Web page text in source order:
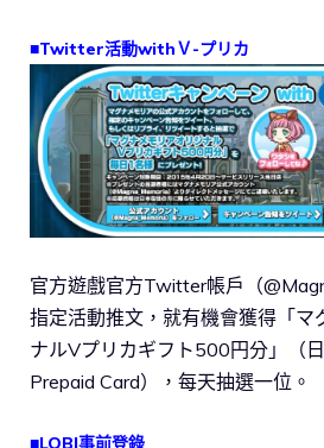
■Twitter活動withＶ-プリカ
官方遊戲官方Twitter帳戶（
指定活動推文，就有機會獲得「マ
ナルVプリカギフト500円分」（
Prepaid Card），每天抽選一位。
■LOBI事前登錄